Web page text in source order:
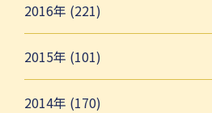
2016年 (221)
2015年 (101)
2014年 (170)